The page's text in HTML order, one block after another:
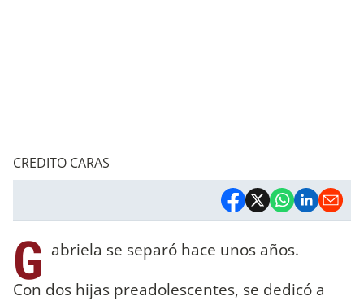
CREDITO CARAS
G abriela se separó hace unos años.
Con dos hijas preadolescentes, se dedicó a